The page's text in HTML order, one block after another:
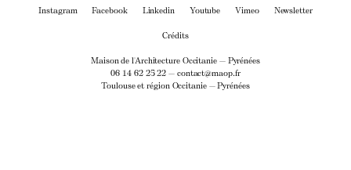
Instagram Facebook Linkedin Youtube Vimeo Newsletter
Crédits
Maison de l'Architecture Occitanie — Pyrénées
06 14 62 25 22 — contact@maop.fr
Toulouse et région Occitanie — Pyrénées